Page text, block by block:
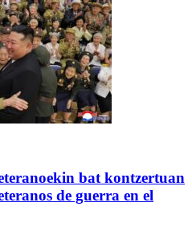
bat kontzertuan
de guerra en el